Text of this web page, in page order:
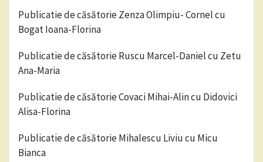
Publicatie de căsătorie Zenza Olimpiu- Cornel cu
Bogat Ioana-Florina
Publicatie de căsătorie Ruscu Marcel-Daniel cu Zetu
Ana-Maria
Publicatie de căsătorie Covaci Mihai-Alin cu Didovici
Alisa-Florina
Publicatie de căsătorie Mihalescu Liviu cu Micu
Bianca